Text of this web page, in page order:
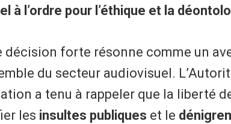
à l’ordre pour l’éthique et la
décision forte résonne comme un
du secteur audiovisuel.
a tenu à rappeler que la liberté
les insultes publiques et le